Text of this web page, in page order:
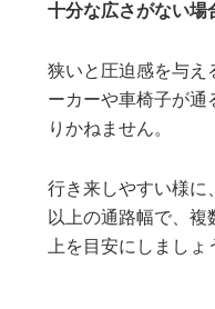
十分な広さがない場
狭いと圧迫感を与え
ーカーや車椅子が通
りかねません。
行き来しやすい様に
以上の通路幅で、複
上を目安にしましょ